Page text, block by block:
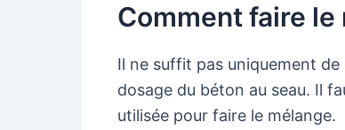
Comment faire le
Il ne suffit pas uniquement
dosage du béton au seau. Il
utilisée pour faire le mélange.